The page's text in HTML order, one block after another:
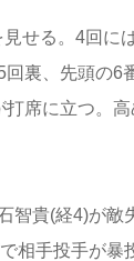
せる。4回に
裏、先頭の6
席に立つ。
貴(経4)が敵
相手投手が暴